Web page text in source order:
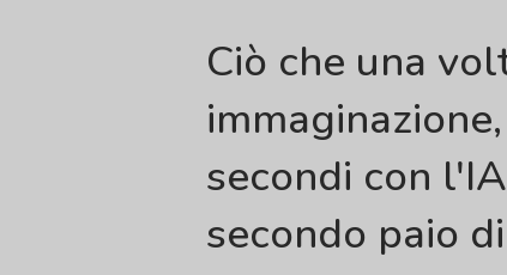
Ciò che una
secondi con
secondo paio